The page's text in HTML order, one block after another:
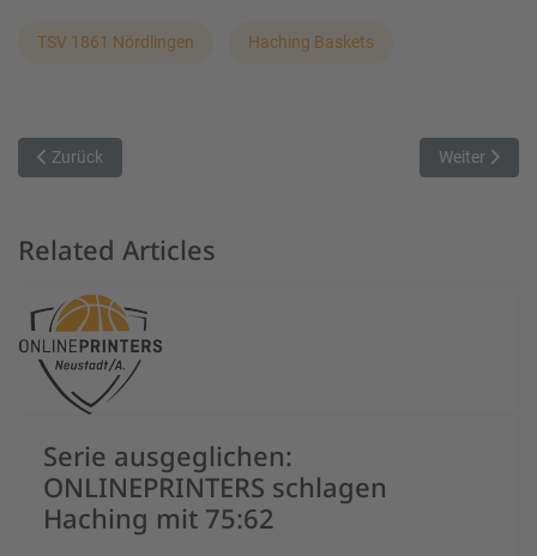
TSV 1861 Nördlingen Haching Baskets
Vorheriger Beitrag: hapa Ansbach Piranhas - TS Jahn München
Zurück Nächster
Weiter
Related Articles
Serie ausgeglichen:
ONLINEPRINTERS schlagen
Haching mit 75:62